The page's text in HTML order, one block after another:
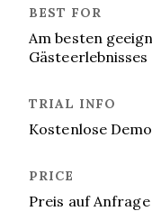
Am besten
Gästeerlebnisses
Kostenlose
Preis auf Anfrage